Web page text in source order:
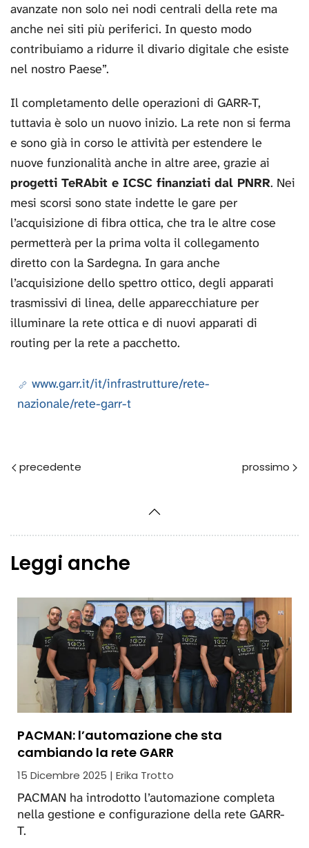
avanzate non solo nei nodi centrali della rete ma
anche nei siti più periferici. In questo modo
contribuiamo a ridurre il divario digitale che esiste
nel nostro Paese”.
Il completamento delle operazioni di GARR-T,
tuttavia è solo un nuovo inizio. La rete non si ferma
e sono già in corso le attività per estendere le
nuove funzionalità anche in altre aree, grazie ai
progetti TeRAbit e ICSC finanziati dal PNRR. Nei
mesi scorsi sono state indette le gare per
l’acquisizione di fibra ottica, che tra le altre cose
permetterà per la prima volta il collegamento
diretto con la Sardegna. In gara anche
l’acquisizione dello spettro ottico, degli apparati
trasmissivi di linea, delle apparecchiature per
illuminare la rete ottica e di nuovi apparati di
routing per la rete a pacchetto.
www.garr.it/it/infrastrutture/rete-
nazionale/rete-garr-t
Leggi anche
PACMAN: l’automazione che sta
cambiando la rete GARR
15 Dicembre 2025 | Erika Trotto
PACMAN ha introdotto l’automazione completa
nella gestione e configurazione della rete GARR-
T.